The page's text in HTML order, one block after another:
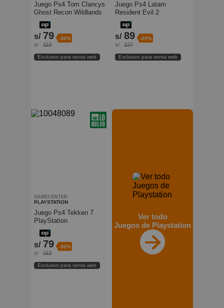
Juego Ps4 Tom Clancys
Ghost Recon Wildlands
PlayStation
s/ 79 -30%
s/ 113
Exclusivo para venta web
Juego Ps4 Latam
Resident Evil 2
PlayStation
s/ 89 -29%
s/ 127
Exclusivo para venta web
GAMECENTER
PLAYSTATION
Juego Ps4 Tekken 7
PlayStation
s/ 79 -30%
s/ 113
Exclusivo para venta web
Ver todo
Juegos de Playstation